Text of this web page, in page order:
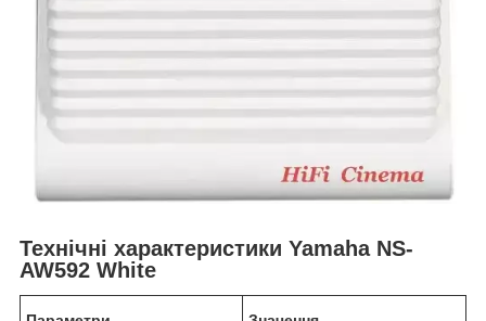
Технічні характеристики Yamaha NS-
AW592 White